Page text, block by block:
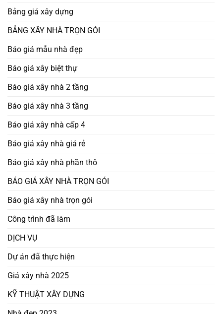
Bảng giá xây dựng
BẢNG XÂY NHÀ TRỌN GÓI
Báo giá mẫu nhà đẹp
Báo giá xây biệt thự
Báo giá xây nhà 2 tầng
Báo giá xây nhà 3 tầng
Báo giá xây nhà cấp 4
Báo giá xây nhà giá rẻ
Báo giá xây nhà phần thô
BÁO GIÁ XÂY NHÀ TRỌN GÓI
Báo giá xây nhà trọn gói
Công trình đã làm
DỊCH VỤ
Dự án đã thực hiện
Giá xây nhà 2025
KỸ THUẬT XÂY DỰNG